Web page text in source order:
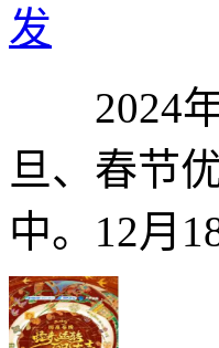
发
2024年
旦、春节
中。12月